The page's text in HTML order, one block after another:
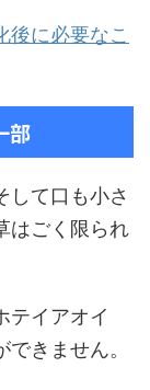
後に必要なこ
部
して口も小さ
はごく限られ
テイアオイ
きません。